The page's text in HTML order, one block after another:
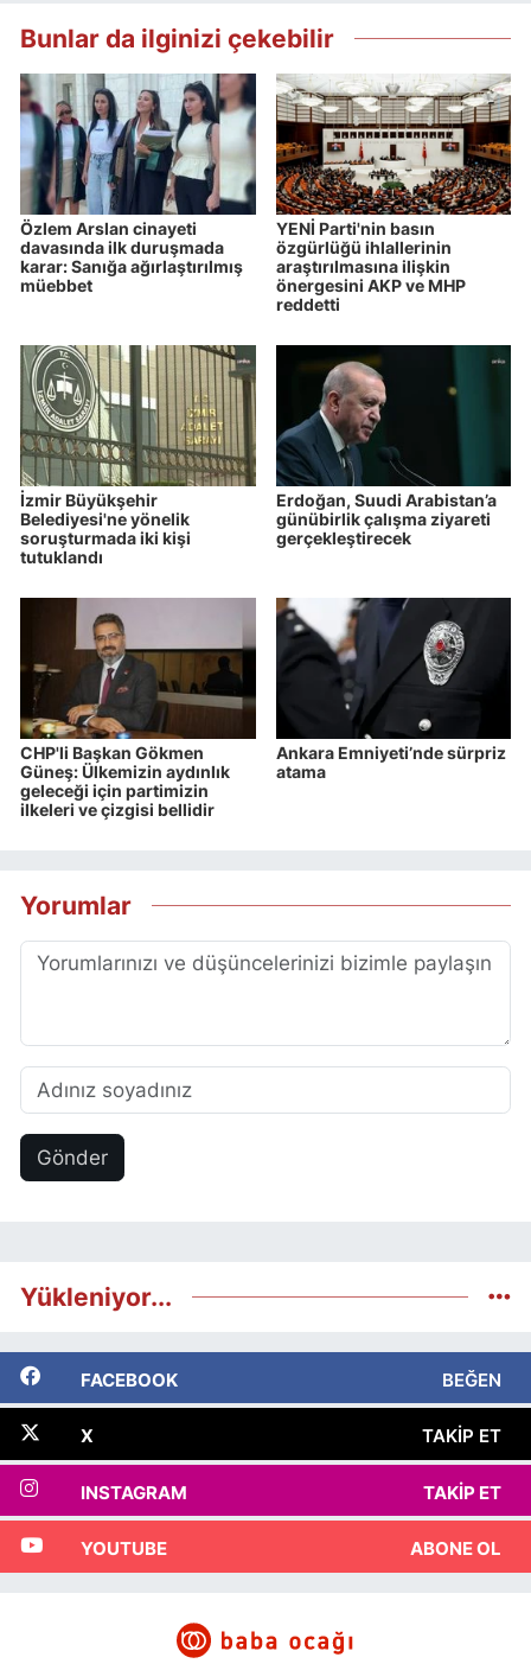
Bunlar da ilginizi çekebilir
Özlem Arslan cinayeti
davasında ilk duruşmada
karar: Sanığa ağırlaştırılmış
müebbet
YENİ Parti'nin basın
özgürlüğü ihlallerinin
araştırılmasına ilişkin
önergesini AKP ve MHP
reddetti
İzmir Büyükşehir
Belediyesi'ne yönelik
soruşturmada iki kişi
tutuklandı
Erdoğan, Suudi Arabistan’a
günübirlik çalışma ziyareti
gerçekleştirecek
CHP'li Başkan Gökmen
Güneş: Ülkemizin aydınlık
geleceği için partimizin
ilkeleri ve çizgisi bellidir
Ankara Emniyeti’nde sürpriz
atama
Yorumlar
Gönder
Yükleniyor...
FACEBOOK BEĞEN
X TAKIP ET
INSTAGRAM TAKIP ET
YOUTUBE ABONE OL